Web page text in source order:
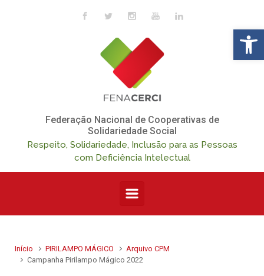
Federação Nacional de Cooperativas de
Solidariedade Social
Respeito, Solidariedade, Inclusão para as Pessoas
com Deficiência Intelectual
Início PIRILAMPO MÁGICO
Arquivo CPM
Campanha Pirilampo Mágico 2022